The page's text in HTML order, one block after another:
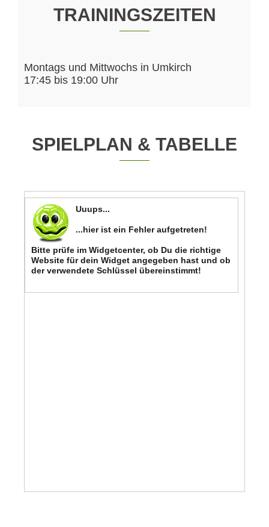
TRAININGSZEITEN
Montags und Mittwochs in Umkirch
17:45 bis 19:00 Uhr
SPIELPLAN & TABELLE